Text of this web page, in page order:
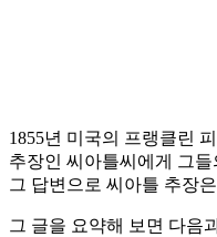
1855년 미국의 프랭클린
추장인 씨아틀씨에게 그
그 답변으로 씨아틀 추장
그 글을 요약해 보면 다음